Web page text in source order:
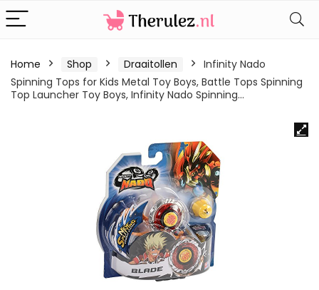
Home Shop Draaitollen
Infinity Nado
Spinning Tops for Kids Metal Toy Boys, Battle Tops Spinning
Top Launcher Toy Boys, Infinity Nado Spinning…